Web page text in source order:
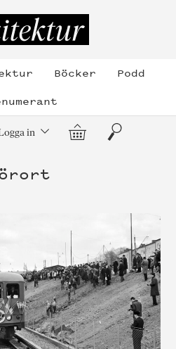
Böcker
Podd
in Varukorg
Sök